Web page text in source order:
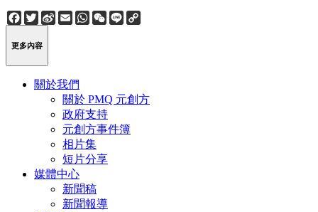
Facebook
Twitter
Sina
Weibo
EmailWhatsApp
WeChat
Line
更多內容
關於我們
關於 PMQ 元創方
政府支持
元創方事件簿
相片集
短片分享
媒體中心
新聞稿
新聞報導